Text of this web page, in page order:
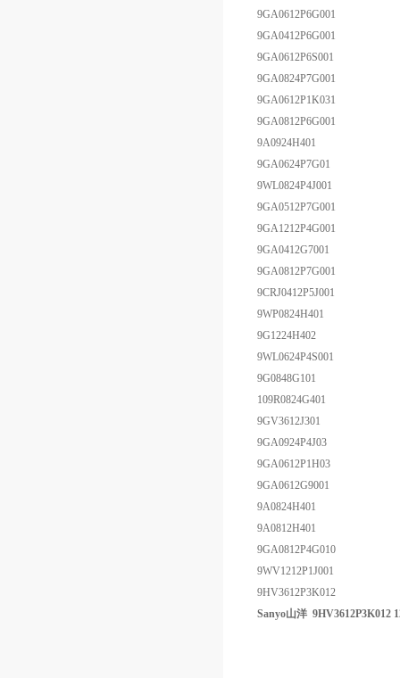
9GA0612P6G001
9GA0412P6G001
9GA0612P6S001
9GA0824P7G001
9GA0612P1K031
9GA0812P6G001
9A0924H401
9GA0624P7G01
9WL0824P4J001
9GA0512P7G001
9GA1212P4G001
9GA0412G7001
9GA0812P7G001
9CRJ0412P5J001
9WP0824H401
9G1224H402
9WL0624P4S001
9G0848G101
109R0824G401
9GV3612J301
9GA0924P4J03
9GA0612P1H03
9GA0612G9001
9A0824H401
9A0812H401
9GA0812P4G010
9WV1212P1J001
9HV3612P3K012
Sanyo山洋 9HV3612P3K012